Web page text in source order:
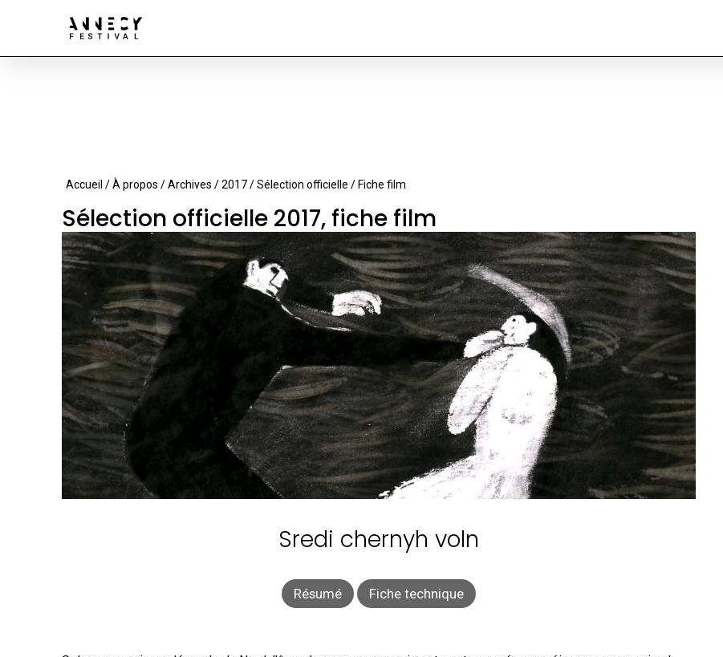
Accueil /À propos /Archives /2017/Sélection officielle / Fiche film
Sélection officielle 2017, fiche film
Sredi chernyh voln
Résumé Fiche technique